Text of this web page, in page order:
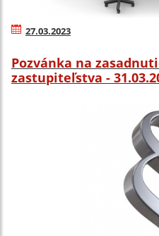
27.03.2023
Pozvánka na
zastupiteľstva -